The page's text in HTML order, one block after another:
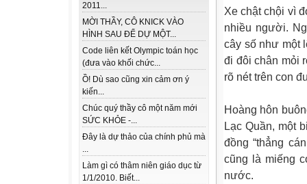
2011...
MỜI THẦY, CÔ KNICK VÀO
HÌNH SAU ĐỂ DỰ MỘT...
Code liên kết Olympic toán học
(đưa vào khối chức...
Ồ! Dù sao cũng xin cảm ơn ý
kiến...
Chúc quý thầy cô một năm mới
SỨC KHỎE -...
Đây là dự thảo của chính phủ mà
...
Làm gì có thâm niên giáo dục từ
1/1/2010. Biết...
Xe chật chội vì
nhiều người.
cây số như một
đi đôi chân mỏi
rõ nét trên con
Hoàng hôn
Lạc Quần, một
đồng “thẳng
cũng là miếng
nước.